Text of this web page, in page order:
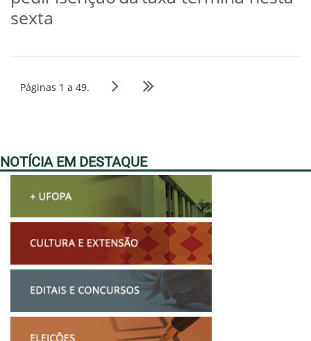
sexta
Páginas 1 a 49.
NOTÍCIA EM DESTAQUE